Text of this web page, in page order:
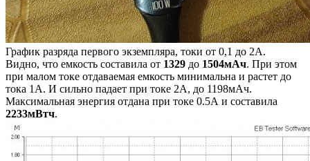
График разряда первого экземпляра, токи от 0,1 до 2А.
Видно, что емкость составила от 1329 до 1504мАч. При этом
при малом токе отдаваемая емкость минимальна и растет до
тока 1А. И сильно падает при токе 2А, до 1198мАч.
Максимальная энергия отдана при токе 0.5А и составила
2233мВтч.